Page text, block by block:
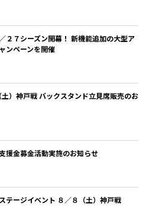
２７シーズン開幕！ 新機能追加の大型ア
ンペーンを開催
土）神戸戦 バックスタンド立見席販売のお
金募金活動実施のお知らせ
テージイベント ８／８（土）神戸戦